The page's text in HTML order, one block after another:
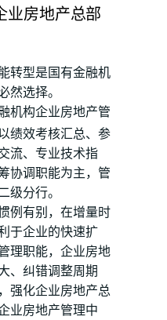
业房地产总部
转型是国有金融机
然选择。
机构企业房地产管
绩效考核汇总、参
流、专业技术指
协调职能为主，管
级分行。
例有别，在增量时
于企业的快速扩
理职能，企业房地
、纠错调整周期
强化企业房地产总
业房地产管理中